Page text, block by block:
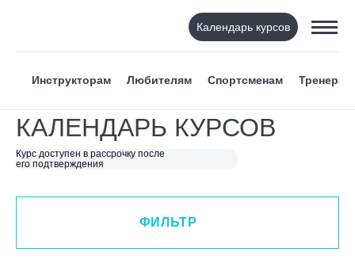
Календарь курсов
Инструкторам Любителям Спортсменам Тренерам
КАЛЕНДАРЬ КУРСОВ
Курс доступен в рассрочку после
его подтверждения
ФИЛЬТР
ВИД СПОРТА
Я ХОЧУ
КАТЕГОРИЯ
ФИЛЬТР